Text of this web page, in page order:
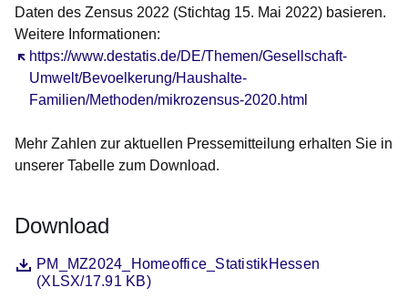
Daten des Zensus 2022 (Stichtag 15. Mai 2022) basieren.
Weitere Informationen:
https://www.destatis.de/DE/Themen/Gesellschaft-
Umwelt/Bevoelkerung/Haushalte-
Familien/Methoden/mikrozensus-2020.html
Öffnet sich in einem neuen Fenster
Mehr Zahlen zur aktuellen Pressemitteilung erhalten Sie in
unserer Tabelle zum Download.
Download
DateiPM_MZ2024_Homeoffice_StatistikHessen
(XLSX/17.91 KB)
Öffnet sich in einem neuen Fenster